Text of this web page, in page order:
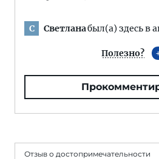
С Светланабыл(а) здесь в
Полезно?
Отзыв о достопримечательности